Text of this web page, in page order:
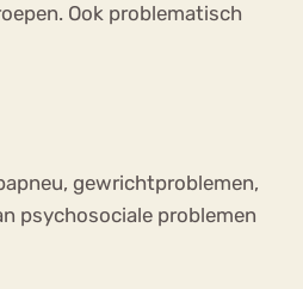
Ook problematisch
gewrichtproblemen,
psychosociale problemen